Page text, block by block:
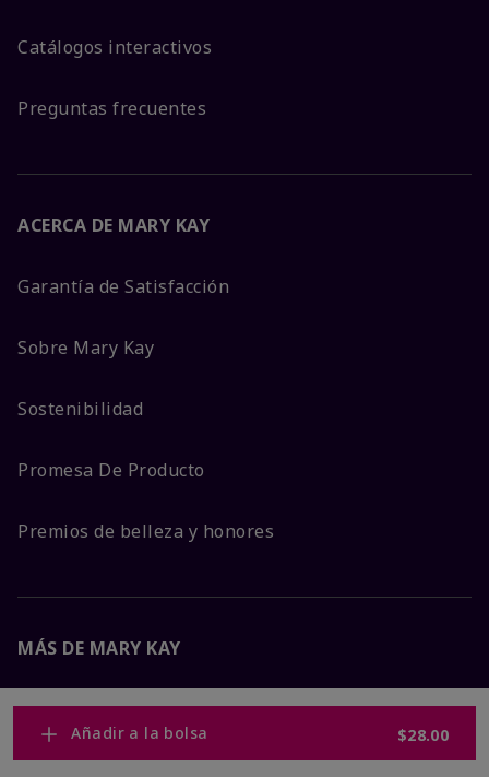
Añadir a la bolsa $28.00
Catálogos interactivos
Preguntas frecuentes
ACERCA DE MARY KAY
Garantía de Satisfacción
Sobre Mary Kay
Sostenibilidad
Promesa De Producto
Premios de belleza y honores
MÁS DE MARY KAY
Carreras Corporativas